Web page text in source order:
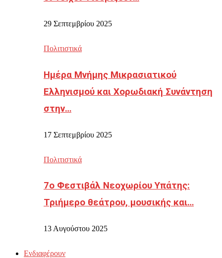
29 Σεπτεμβρίου 2025
Πολιτιστικά
Ημέρα Μνήμης Μικρασιατικού
Ελληνισμού και Χορωδιακή Συνάντηση
στην…
17 Σεπτεμβρίου 2025
Πολιτιστικά
7ο Φεστιβάλ Νεοχωρίου Υπάτης:
Τριήμερο θεάτρου, μουσικής και…
13 Αυγούστου 2025
Ενδιαφέρουν